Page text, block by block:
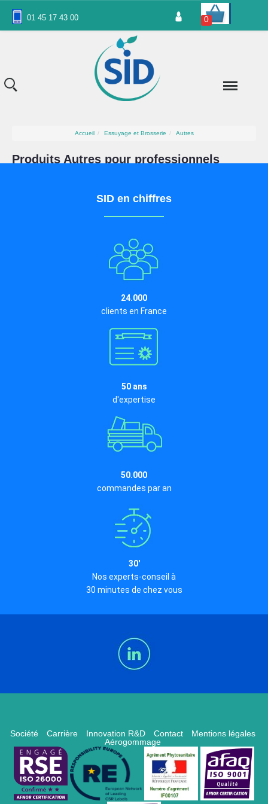
01 45 17 43 00 0
Accueil Essuyage et Brosserie Autres
Produits Autres pour professionnels
SID en chiffres
24.000
clients en France
50 ans
d'expertise
50.000
commandes par an
30'
Nos experts-conseil à
30 minutes de chez vous
Société Carrière Innovation R&D Contact
Mentions légales
Aérogommage